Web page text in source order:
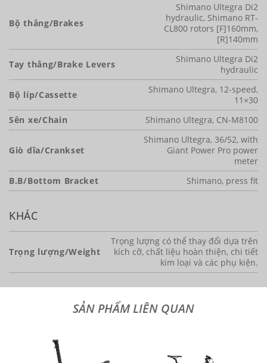
Bộ thắng/Brakes
Shimano Ultegra Di2
hydraulic, Shimano RT-
CL800 rotors [F]160mm,
[R]140mm
Tay thắng/Brake Levers
Shimano Ultegra Di2
hydraulic
Bộ líp/Cassette
Shimano Ultegra, 12-speed,
11×30
Sên xe/Chain
Shimano Ultegra, CN-M8100
Giò dĩa/Crankset
Shimano Ultegra, 36/52, with
Giant Power Pro power
meter
B.B/Bottom Bracket
Shimano, press fit
KHÁC
Trọng lượng/Weight
Trọng lượng có thể thay đổi dựa trên
kích cỡ, chất liệu hoàn thiện, chi tiết
kim loại và các phụ kiện.